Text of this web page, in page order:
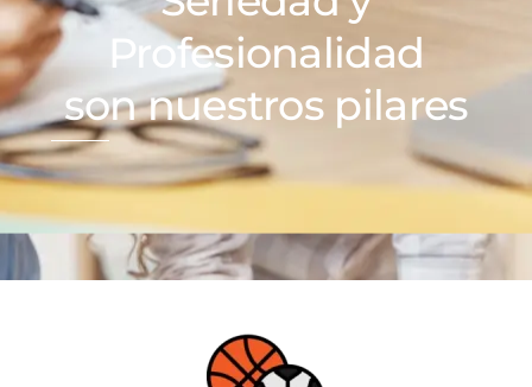
Profesionalidad
son nuestros pilares